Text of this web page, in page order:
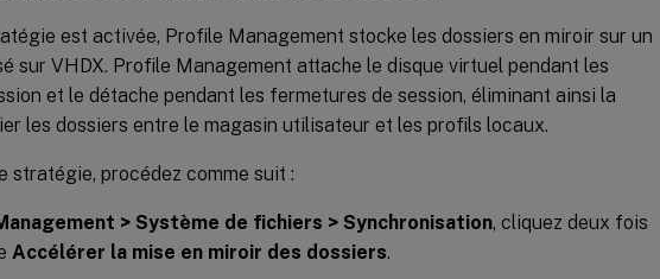
est activée, Profile Management stocke les dossiers en miroir sur un
sur VHDX. Profile Management attache le disque virtuel pendant les
et le détache pendant les fermetures de session, éliminant ainsi la
les dossiers entre le magasin utilisateur et les profils locaux.
stratégie, procédez comme suit :
> Système de fichiers > Synchronisation, cliquez deux fois
Accélérer la mise en miroir des dossiers.